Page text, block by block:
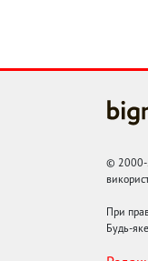
© 2000-
При
Будь-